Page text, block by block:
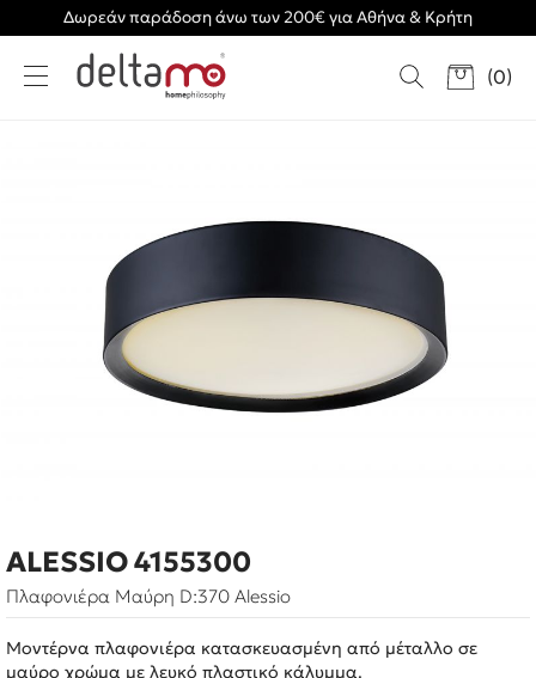
Δωρεάν παράδοση άνω των 200€ για Αθήνα & Κρήτη
(0)
ALESSIO 4155300
Πλαφονιέρα Μαύρη D:370 Alessio
Μοντέρνα πλαφονιέρα κατασκευασμένη από μέταλλο σε
μαύρο χρώμα με λευκό πλαστικό κάλυμμα.